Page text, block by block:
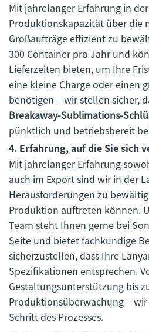
Mit jahrelanger Erfahrung in
Produktionskapazität über die
Großaufträge effizient zu
300 Container pro Jahr und
Lieferzeiten bieten, um Ihre
eine kleine Charge oder einen
benötigen – wir stellen sicher,
Breakaway-Sublimations-
pünktlich und betriebsbereit
4. Erfahrung, auf die Sie sich
Mit jahrelanger Erfahrung
auch im Export sind wir in der
Herausforderungen zu
Produktion auftreten können.
Team steht Ihnen gerne bei
Seite und bietet fachkundige
sicherzustellen, dass Ihre
Spezifikationen entsprechen.
Gestaltungsunterstützung bis
Produktionsüberwachung –
Schritt des Prozesses.